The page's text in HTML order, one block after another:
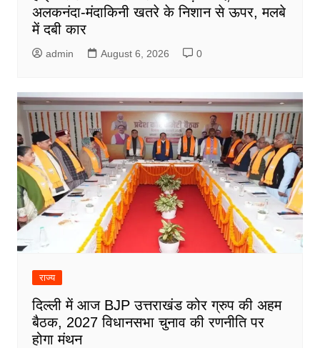
अलकनंदा-मंदाकिनी खतरे के निशान से ऊपर, मलबे
में दबी कार
admin August 6, 2026 0
राज्य
दिल्ली में आज BJP उत्तराखंड कोर ग्रुप की अहम
बैठक, 2027 विधानसभा चुनाव की रणनीति पर
होगा मंथन